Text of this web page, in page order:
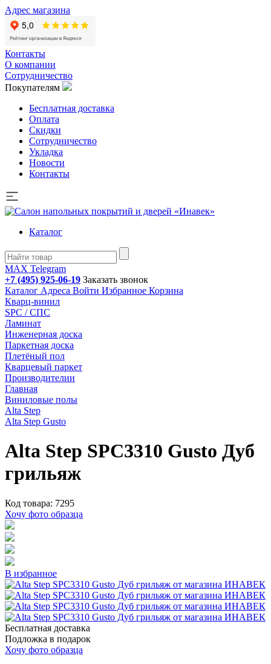
Адрес магазина
Контакты
О компании
Сотрудничество
Покупателям
Бесплатная доставка
Оплата
Скидки
Сотрудничество
Укладка
Новости
Контакты
Каталог
MAX Telegram
+7 (495) 925-06-19 Заказать звонок
Каталог Адреса Войти Избранное Корзина
Кварц-винил
SPC / СПС
Ламинат
Инженерная доска
Паркетная доска
Плетёный пол
Кварцевый паркет
Производителии
Главная
Виниловые полы
Alta Step
Alta Step Gusto
Alta Step SPC3310 Gusto Дуб
грильяж
Код товара: 7295
Хочу фото образца
В избранное
Бесплатная доставка
Подложка в подарок
Хочу фото образца